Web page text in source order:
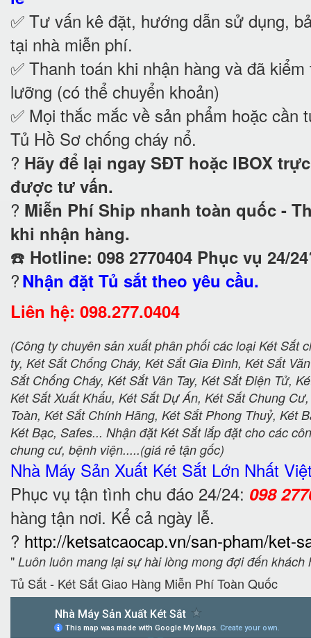
✅ Tư vấn kê đặt, hướng dẫn sử dụng,
tại nhà miễn phí.
✅ Thanh toán khi nhận hàng và đã
lưỡng (có thể chuyển khoản)
✅ Mọi thắc mắc về sản phẩm hoặc cần
Tủ Hồ Sơ chống cháy nổ.
? Hãy để lại ngay SĐT hoặc IBOX
được tư vấn.
? Miễn Phí Ship nhanh toàn quốc -
khi nhận hàng.
☎️ Hotline: 098 2770404 Phục vụ 24/24
?Nhận đặt Tủ sắt theo yêu cầu.
Liên hệ: 098.277.0404
(Công ty chuyên sản xuất phân phối các loại Két Sắt
ty, Két Sắt Chống Cháy, Két Sắt Gia Đình, Két Sắt
Sắt Chống Cháy, Két Sắt Vân Tay, Két Sắt Điện Tử,
Két Sắt Xuất Khẩu, Két Sắt Dự Án, Két Sắt Chung
Toàn, Két Sắt Chính Hãng, Két Sắt Phong Thuỷ, Két
Két Bạc, Safes... Nhận đặt Két Sắt lắp đặt cho các
chung cư, bệnh viện.....(giá rẻ tận gốc)
Nhà Máy Sản Xuất Két Sắt Lớn Nhất
Phục vụ tận tình chu đáo 24/24: 098
hàng tận nơi. Kể cả ngày lễ.
? http://ketsatcaocap.vn/san-pham/ket-
" Luôn luôn mang lại sự hài lòng mong đợi đến khách
Tủ Sắt - Két Sắt Giao Hàng Miễn Phí Toàn Quốc